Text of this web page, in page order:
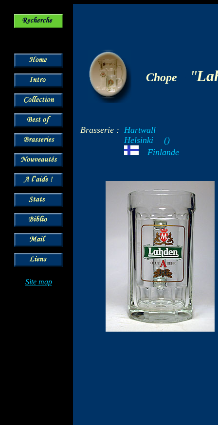
Site map
Chope "
Brasserie : Hartwall
Helsinki
()
Finlande